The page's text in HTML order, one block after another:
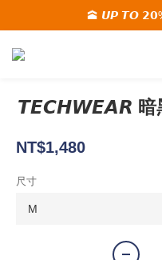
🚚夏季活動
🕋 𝙐𝙋 𝙏𝙊
🚚夏季活動
𝙏𝙀𝘾𝙃𝙒𝙀𝘼𝙍 暗
NT$1,480
尺寸